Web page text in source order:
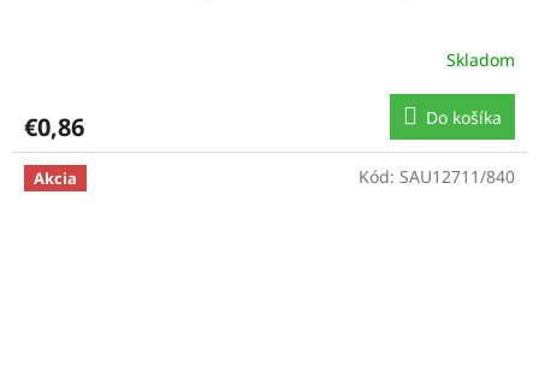
Skladom
€0,86 Do košíka
Akcia Kód: SAU12711/840